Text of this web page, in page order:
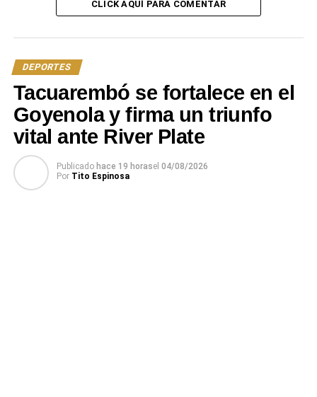
CLICK AQUÍ PARA COMENTAR
DEPORTES
Tacuarembó se fortalece en el
Goyenola y firma un triunfo
vital ante River Plate
Publicado hace 19 horasel 04/08/2026
Por Tito Espinosa